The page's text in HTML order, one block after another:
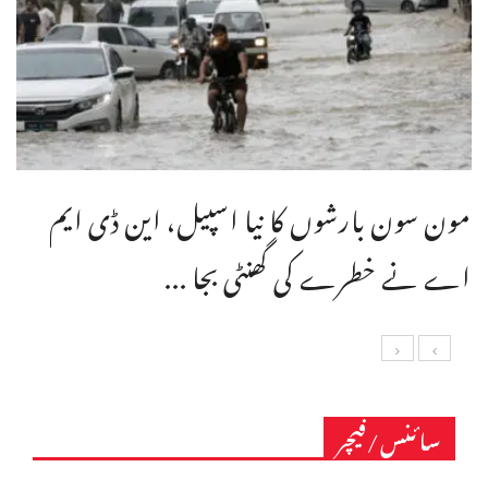
مون سون بارشوں کا نیا اسپیل، این ڈی ایم
اے نے خطرے کی گھنٹی بجا ...
سائنس/فیچر